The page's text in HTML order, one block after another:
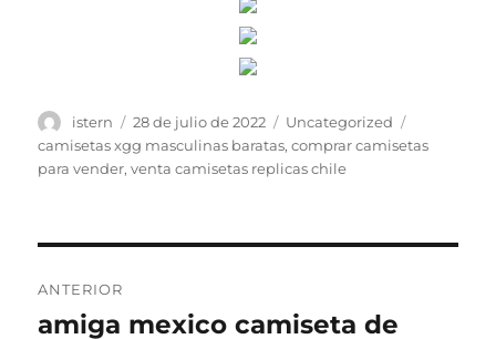
Autor
istern
Publicado
el
28 de julio de 2022 Categorías
Uncategorized
camisetas xgg masculinas baratas,comprar camisetas
para vender,venta camisetas replicas chile
de
ANTERIOR
Entrada
amiga mexico camiseta de